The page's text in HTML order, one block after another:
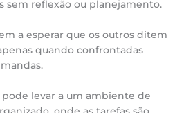
sem reflexão ou planejamento.
a esperar que os outros ditem
quando confrontadas
pode levar a um ambiente de